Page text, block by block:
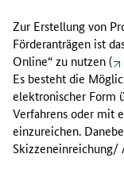
Zur Erstellung von
Förderanträgen ist
Online“ zu nutzen (
Es besteht die
elektronischer Form
Verfahrens oder mit
einzureichen.
Skizzeneinreichung/